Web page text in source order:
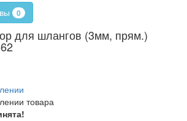
0
для шлангов (3мм, прям.)
товара